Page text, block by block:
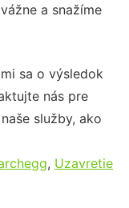
a snažíme
sa o výsledok
nás pre
služby, ako
, Uzavretie